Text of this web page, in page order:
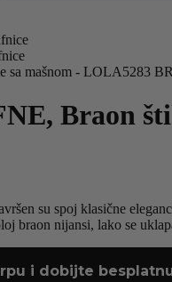
Braon
su spoj klasične
braon nijansi, lako se
i dobijte